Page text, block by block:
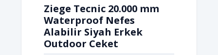
Ziege Tecnic 20.000 mm
Waterproof Nefes
Alabilir Siyah Erkek
Outdoor Ceket